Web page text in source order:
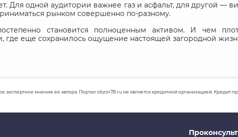
Для одной аудитории важнее газ и асфальт, для другой —
рынком совершенно по-разному.
становится полноценным активом. И чем
где еще сохранилось ощущение настоящей загородной
экспертное мнение ее автора. Портал obzor78.ru не является кредитной организацией. Кредит